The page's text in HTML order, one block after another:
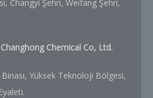
Changyi Şehri, Weifang Şehri,
Chemical Co, Ltd.
Yüksek Teknoloji Bölgesi,